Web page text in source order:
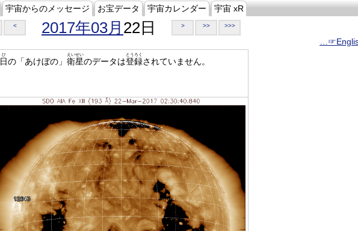
宇宙からのメッセージ お宝データ 宇宙カレンダー 宇宙 xR
< 2017年03月 22日 > >> >>>
日
ひ
の「あけぼの」 衛星
えいせい
のデータは登録
とうろく
されていません。